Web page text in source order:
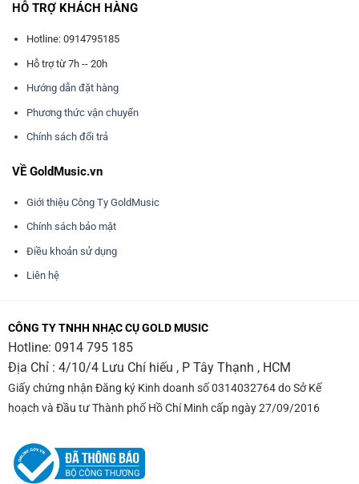
HỖ TRỢ KHÁCH HÀNG
Hotline: 0914795185
Hỗ trợ từ 7h -- 20h
Hướng dẫn đặt hàng
Phương thức vận chuyển
Chính sách đổi trả
VỀ GoldMusic.vn
Giới thiệu Công Ty GoldMusic
Chính sách bảo mật
Điều khoản sử dụng
Liên hệ
CÔNG TY TNHH NHẠC CỤ GOLD MUSIC
Hotline: 0914 795 185
Địa Chỉ : 4/10/4 Lưu Chí hiếu , P Tây Thạnh , HCM
Giấy chứng nhận Đăng ký Kinh doanh số 0314032764 do Sở Kế
hoạch và Đầu tư Thành phố Hồ Chí Minh cấp ngày 27/09/2016